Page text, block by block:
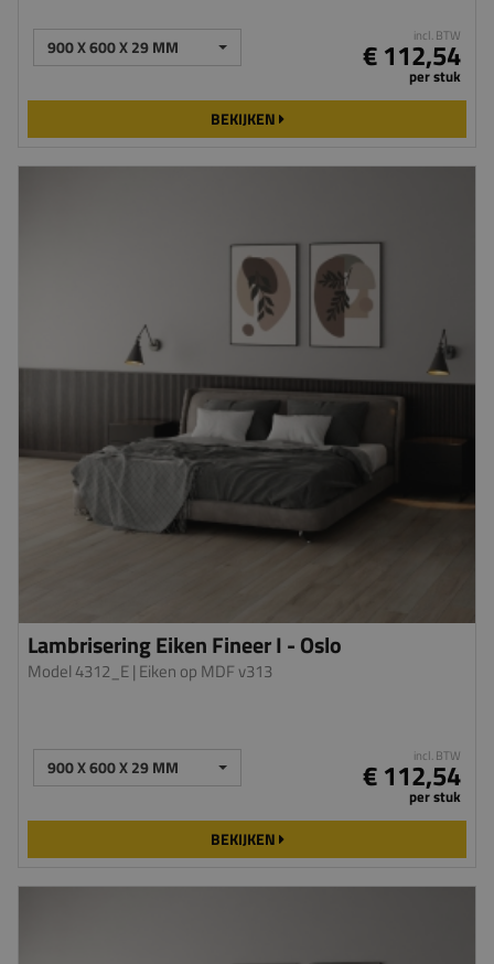
900 X 600 X 29 MM incl. BTW
€ 112,54
per stuk
BEKIJKEN
Lambrisering Eiken Fineer I - Oslo
Model 4312_E| Eiken op MDF v313
900 X 600 X 29 MM incl. BTW
€ 112,54
per stuk
BEKIJKEN